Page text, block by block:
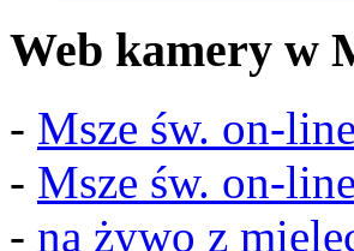
Web kamery w
- Msze św. on-
- Msze św. on-
- na żywo z